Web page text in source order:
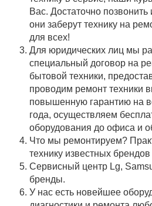
Вас. Достаточно
они заберут технику на
для всех!
Для юридических лиц мы
специальный договор на
бытовой техники,
проводим ремонт техники
повышенную гарантию на
года, осуществляем
оборудования до офиса и
Что мы ремонтируем?
технику известных брендов
Сервисный центр Lg,
бренды.
У нас есть новейшее